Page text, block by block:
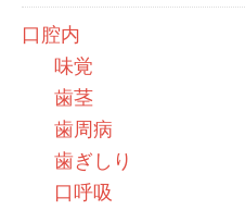
口腔内
味覚
歯茎
歯周病
歯ぎしり
口呼吸